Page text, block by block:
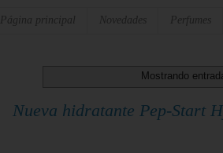
Página principal Novedades Perfumes
Mostrando
Nueva hidratante Pep-Start